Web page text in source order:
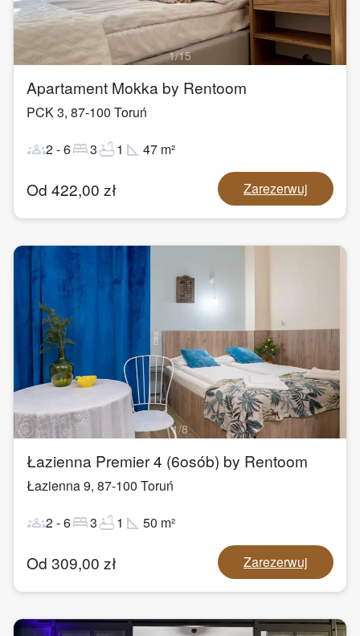
1/15
Apartament Mokka by Rentoom
PCK 3, 87-100 Toruń
groups2-6bed3bathtub1 square_foot 47 m²
Od 422,00 zł Zarezerwuj
1/8
Łazienna Premier 4 (6osób) by Rentoom
Łazienna 9, 87-100 Toruń
groups2-6bed3bathtub1 square_foot 50 m²
Od 309,00 zł Zarezerwuj